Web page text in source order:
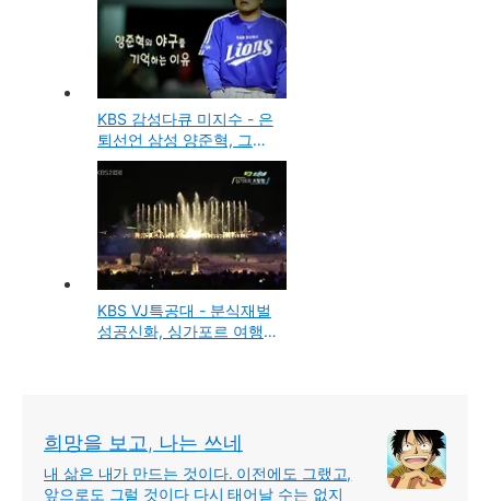
KBS 감성다큐 미지수 - 은
퇴선언 삼성 양준혁, 그의
야구를 기억하는 이유
KBS VJ특공대 - 분식재벌
성공신화, 싱가포르 여행
희망을 보고, 나는 쓰네
내 삶은 내가 만드는 것이다. 이전에도 그랬고,
앞으로도 그럴 것이다 다시 태어날 수는 없지